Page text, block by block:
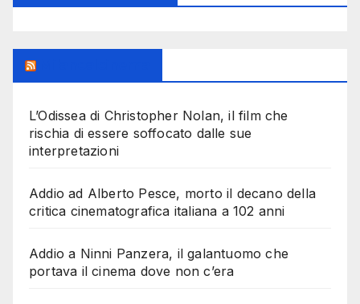
L’Odissea di Christopher Nolan, il film che
rischia di essere soffocato dalle sue
interpretazioni
Addio ad Alberto Pesce, morto il decano della
critica cinematografica italiana a 102 anni
Addio a Ninni Panzera, il galantuomo che
portava il cinema dove non c’era